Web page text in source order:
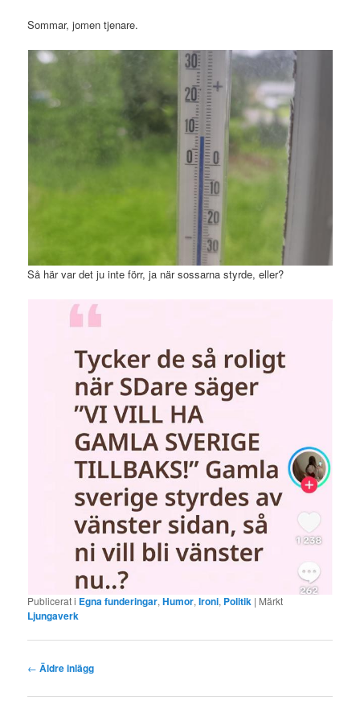
Sommar, jomen tjenare.
Så här var det ju inte förr, ja när sossarna styrde, eller?
Publicerat i Egna funderingar,Humor,Ironi, Politik | Märkt
Ljungaverk
Inläggsnavigering
← Äldre inlägg